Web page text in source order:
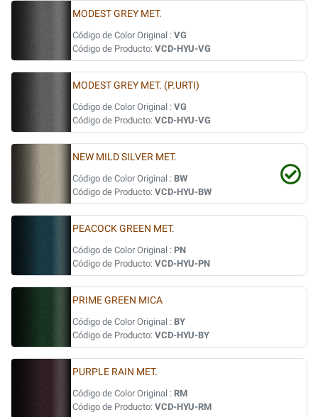
MODEST GREY MET.
Código de Color Original : VG
Código de Producto: VCD-HYU-VG
MODEST GREY MET. (P.URTI)
Código de Color Original : VG
Código de Producto: VCD-HYU-VG
NEW MILD SILVER MET.
Código de Color Original : BW
Código de Producto: VCD-HYU-BW
PEACOCK GREEN MET.
Código de Color Original : PN
Código de Producto: VCD-HYU-PN
PRIME GREEN MICA
Código de Color Original : BY
Código de Producto: VCD-HYU-BY
PURPLE RAIN MET.
Código de Color Original : RM
Código de Producto: VCD-HYU-RM